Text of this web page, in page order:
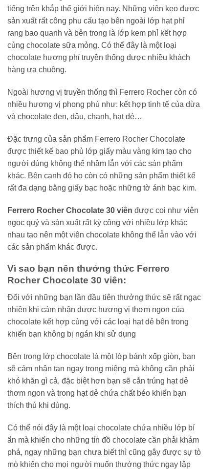
tiếng trên khắp thế giới hiện nay. Những viên kẹo được
sản xuất rất công phu cấu tạo bên ngoài lớp hạt phỉ
rang bao quanh và bên trong là lớp kem phỉ kết hợp
cùng chocolate sữa mỏng. Có thể đây là một loại
chocolate hương phỉ truyền thống được nhiều khách
hàng ưa chuộng.
Ngoài hương vị truyền thống thì Ferrero Rocher còn có
nhiều hương vị phong phú như: kết hợp tinh tế của dừa
và chocolate đen, dâu, chanh, hạt dẻ…
Đặc trưng của sản phẩm Ferrero Rocher Chocolate
được thiết kế bao phủ lớp giấy màu vàng kim tạo cho
người dùng không thể nhầm lẫn với các sản phẩm
khác. Bên cạnh đó họ còn có những sản phẩm thiết kế
rất đa dạng bằng giấy bạc hoặc những tờ ánh bạc kim.
Ferrero Rocher Chocolate 30 viên được coi như viên
ngọc quý và sản xuất rất kỳ công với nhiều lớp khác
nhau tạo nên một viên chocolate không thể lẫn vào với
các sản phẩm khác được.
Vì sao bạn nên thưởng thức Ferrero
Rocher Chocolate 30 viên:
Đối với những bạn lần đầu tiên thưởng thức sẽ rất ngạc
nhiên khi cảm nhận được hương vị thơm ngon của
chocolate kết hợp cùng với các loại hạt dẻ bên trong
khiến bạn không bị ngán khi sử dụng
Bên trong lớp chocolate là một lớp bánh xốp giòn, bạn
sẽ cảm nhận tan ngay trong miệng mà không cần phải
khó khăn gì cả, đặc biệt hơn bạn sẽ cắn trúng hạt dẻ
thơm ngon và trong hạt dẻ chứa chất béo khiến bạn
thích thú khi dùng.
Có thể nói đây là một loại chocolate chứa nhiều lớp bí
ẩn mà khiến cho những tín đồ chocolate cần phải khám
phá, ngay những bạn chưa biết thì cũng gây được sự tò
mò khiến cho mọi người muốn thưởng thức ngay lập